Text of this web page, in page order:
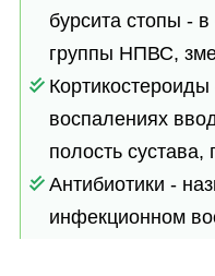
бурсита стопы -
группы НПВС,
воспалениях
полость сустава,
Антибиотики -
инфекционном